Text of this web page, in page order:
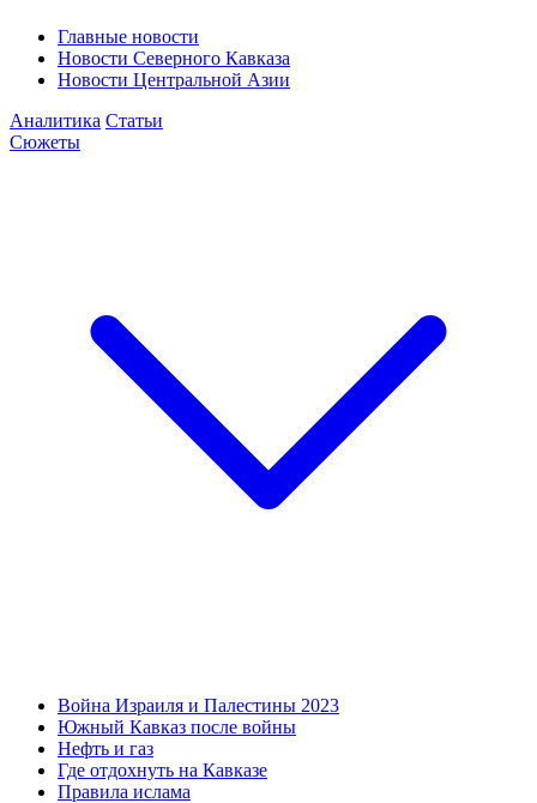
Главные новости
Новости Северного Кавказа
Новости Центральной Азии
Аналитика Статьи
Сюжеты
Война Израиля и Палестины 2023
Южный Кавказ после войны
Нефть и газ
Где отдохнуть на Кавказе
Правила ислама